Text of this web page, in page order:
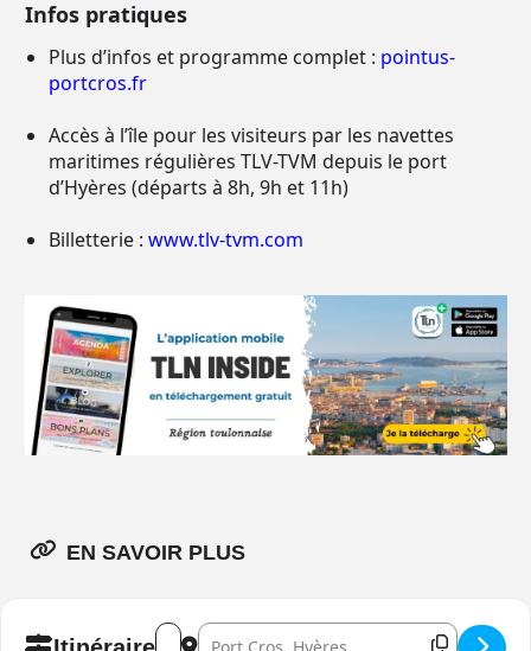
Infos pratiques
Plus d’infos et programme complet : pointus-
portcros.fr
Accès à l’île pour les visiteurs par les navettes
maritimes régulières TLV-TVM depuis le port
d’Hyères (départs à 8h, 9h et 11h)
Billetterie : www.tlv-tvm.com
EN SAVOIR PLUS
Address - Les Pointus à Port-Cros []
Destination Address - Les Pointus à Port-